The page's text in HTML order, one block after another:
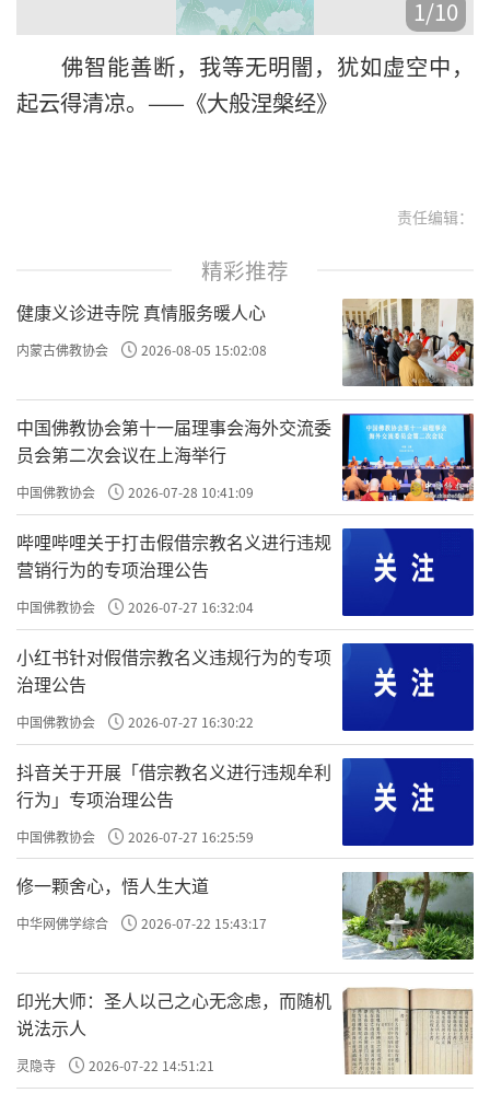
1/10
佛智能善断，我等无明闇，犹如虚空中，
起云得清凉。——《大般涅槃经》
责任编辑：
精彩推荐
健康义诊进寺院 真情服务暖人心
内蒙古佛教协会 2026-08-05 15:02:08
中国佛教协会第十一届理事会海外交流委
员会第二次会议在上海举行
中国佛教协会 2026-07-28 10:41:09
哔哩哔哩关于打击假借宗教名义进行违规
营销行为的专项治理公告
中国佛教协会 2026-07-27 16:32:04
小红书针对假借宗教名义违规行为的专项
治理公告
中国佛教协会 2026-07-27 16:30:22
抖音关于开展「借宗教名义进行违规牟利
行为」专项治理公告
中国佛教协会 2026-07-27 16:25:59
修一颗舍心，悟人生大道
中华网佛学综合 2026-07-22 15:43:17
印光大师：圣人以己之心无念虑，而随机
说法示人
灵隐寺 2026-07-22 14:51:21